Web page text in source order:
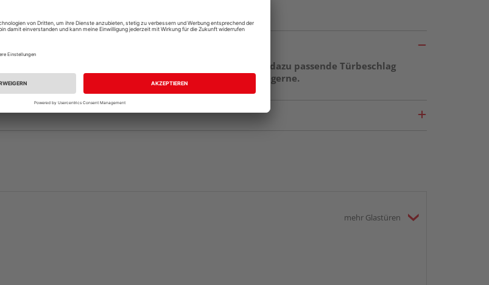
um ein Türblatt, die dazu passende Zarge sowie der dazu passende Türbeschlag
bereits vorhanden. Ihr HolzLand-Fachhändler berät Sie gerne.
mehr Glastüren